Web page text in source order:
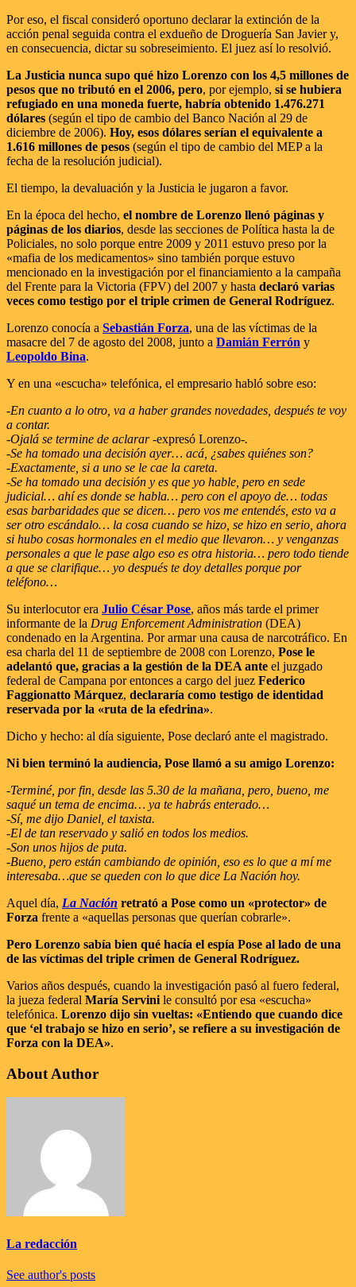
Por eso, el fiscal consideró oportuno declarar la extinción de la
acción penal seguida contra el exdueño de Droguería San Javier y,
en consecuencia, dictar su sobreseimiento. El juez así lo resolvió.
La Justicia nunca supo qué hizo Lorenzo con los 4,5 millones de
pesos que no tributó en el 2006, pero, por ejemplo, si se hubiera
refugiado en una moneda fuerte, habría obtenido 1.476.271
dólares (según el tipo de cambio del Banco Nación al 29 de
diciembre de 2006). Hoy, esos dólares serían el equivalente a
1.616 millones de pesos (según el tipo de cambio del MEP a la
fecha de la resolución judicial).
El tiempo, la devaluación y la Justicia le jugaron a favor.
En la época del hecho, el nombre de Lorenzo llenó páginas y
páginas de los diarios, desde las secciones de Política hasta la de
Policiales, no solo porque entre 2009 y 2011 estuvo preso por la
«mafia de los medicamentos» sino también porque estuvo
mencionado en la investigación por el financiamiento a la campaña
del Frente para la Victoria (FPV) del 2007 y hasta declaró varias
veces como testigo por el triple crimen de General Rodríguez.
Lorenzo conocía a Sebastián Forza, una de las víctimas de la
masacre del 7 de agosto del 2008, junto a Damián Ferrón y
Leopoldo Bina.
Y en una «escucha» telefónica, el empresario habló sobre eso:
-En cuanto a lo otro, va a haber grandes novedades, después te voy
a contar.
-Ojalá se termine de aclarar-expresó Lorenzo-.
-Se ha tomado una decisión ayer… acá, ¿sabes quiénes son?
-Exactamente, si a uno se le cae la careta.
-Se ha tomado una decisión y es que yo hable, pero en sede
judicial… ahí es donde se habla… pero con el apoyo de… todas
esas barbaridades que se dicen… pero vos me entendés, esto va a
ser otro escándalo… la cosa cuando se hizo, se hizo en serio, ahora
si hubo cosas hormonales en el medio que llevaron… y venganzas
personales a que le pase algo eso es otra historia… pero todo tiende
a que se clarifique… yo después te doy detalles porque por
teléfono…
Su interlocutor era Julio César Pose, años más tarde el primer
informante de la Drug Enforcement Administration (DEA)
condenado en la Argentina. Por armar una causa de narcotráfico. En
esa charla del 11 de septiembre de 2008 con Lorenzo, Pose le
adelantó que, gracias a la gestión de la DEA ante el juzgado
federal de Campana por entonces a cargo del juez Federico
Faggionatto Márquez, declararía como testigo de identidad
reservada por la «ruta de la efedrina».
Dicho y hecho: al día siguiente, Pose declaró ante el magistrado.
Ni bien terminó la audiencia, Pose llamó a su amigo Lorenzo:
-Terminé, por fin, desde las 5.30 de la mañana, pero, bueno, me
saqué un tema de encima… ya te habrás enterado…
-Sí, me dijo Daniel, el taxista.
-El de tan reservado y salió en todos los medios.
-Son unos hijos de puta.
-Bueno, pero están cambiando de opinión, eso es lo que a mí me
interesaba…que se queden con lo que dice La Nación hoy.
Aquel día, La Nación retrató a Pose como un «protector» de
Forza frente a «aquellas personas que querían cobrarle».
Pero Lorenzo sabía bien qué hacía el espía Pose al lado de una
de las víctimas del triple crimen de General Rodríguez.
Varios años después, cuando la investigación pasó al fuero federal,
la jueza federal María Servini le consultó por esa «escucha»
telefónica. Lorenzo dijo sin vueltas: «Entiendo que cuando dice
que ‘el trabajo se hizo en serio’, se refiere a su investigación de
Forza con la DEA».
About Author
La redacción
See author's posts